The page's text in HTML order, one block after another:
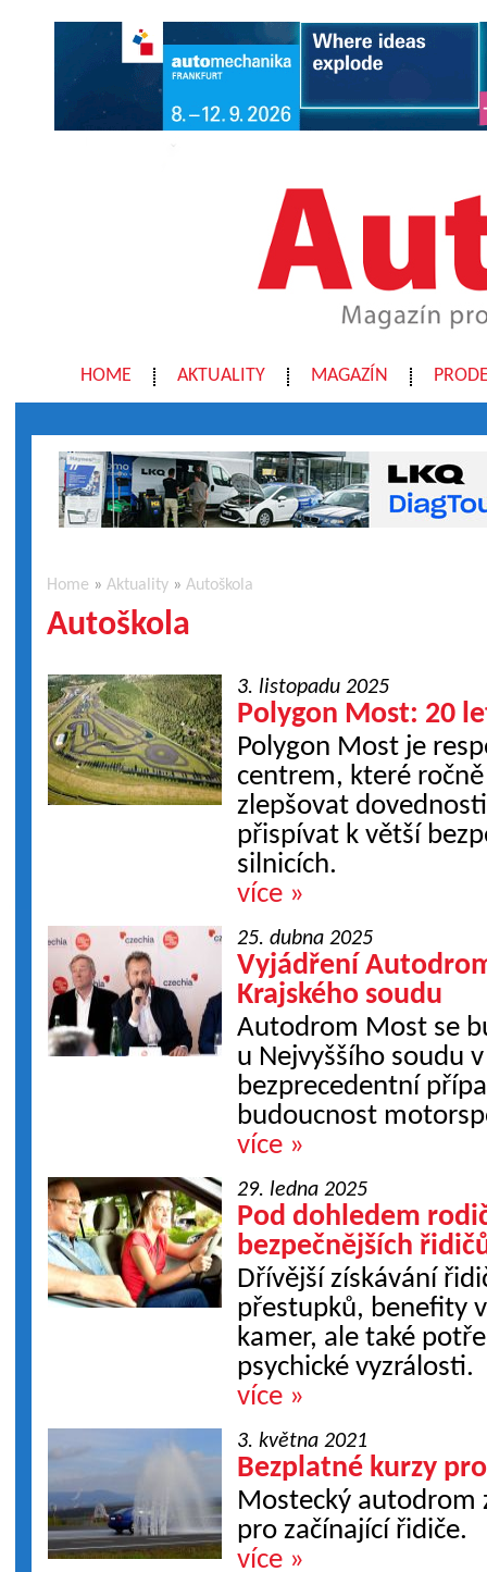
HOME AKTUALITY MAGAZÍN
Home »Aktuality »Autoškola
Autoškola
3. listopadu 2025
Polygon Most: 20
Polygon Most je
centrem, které
zlepšovat
přispívat k větší
silnicích.
více »
25. dubna 2025
Vyjádření
Krajského soudu
Autodrom Most se
u Nejvyššího soudu
bezprecedentní
budoucnost
více »
29. ledna 2025
Pod dohledem
bezpečnějších
Dřívější získávání
přestupků, benefity
kamer, ale také
psychické vyzrálosti.
více »
3. května 2021
Bezplatné kurzy
Mostecký autodrom
pro začínající řidiče.
více »